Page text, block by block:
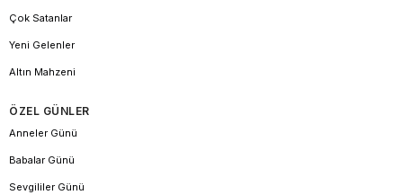
Çok Satanlar
Yeni Gelenler
Altın Mahzeni
ÖZEL GÜNLER
Anneler Günü
Babalar Günü
Sevgililer Günü